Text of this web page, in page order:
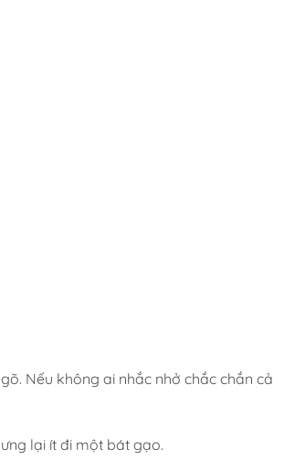
Nếu không ai nhắc nhở chắc chắn cả
lại ít đi một bát gạo.